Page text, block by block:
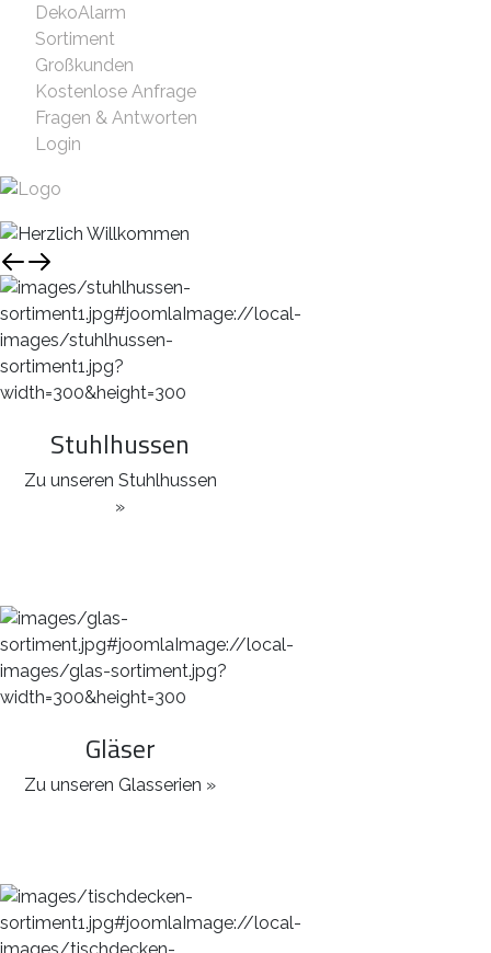
DekoAlarm
Sortiment
Großkunden
Kostenlose Anfrage
Fragen & Antworten
Login
Stuhlhussen
Zu unseren Stuhlhussen
»
Gläser
Zu unseren Glasserien »